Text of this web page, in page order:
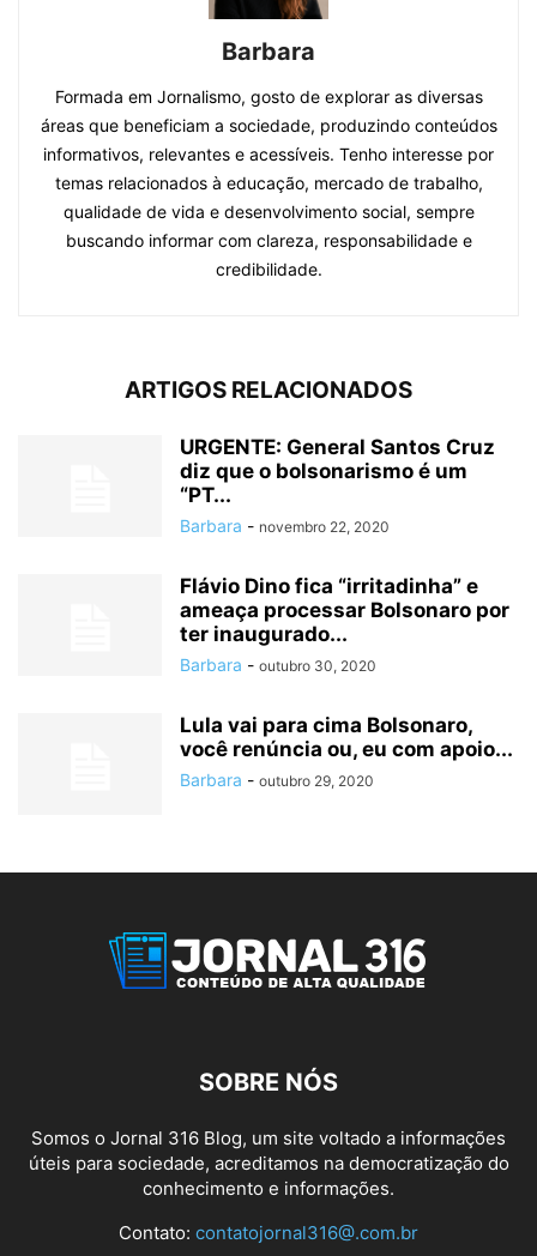
Barbara
Formada em Jornalismo, gosto de explorar as diversas
áreas que beneficiam a sociedade, produzindo conteúdos
informativos, relevantes e acessíveis. Tenho interesse por
temas relacionados à educação, mercado de trabalho,
qualidade de vida e desenvolvimento social, sempre
buscando informar com clareza, responsabilidade e
credibilidade.
ARTIGOS RELACIONADOS
URGENTE: General Santos Cruz
diz que o bolsonarismo é um
“PT...
Barbara - novembro 22, 2020
Flávio Dino fica “irritadinha” e
ameaça processar Bolsonaro por
ter inaugurado...
Barbara - outubro 30, 2020
Lula vai para cima Bolsonaro,
você renúncia ou, eu com apoio...
Barbara - outubro 29, 2020
SOBRE NÓS
Somos o Jornal 316 Blog, um site voltado a informações
úteis para sociedade, acreditamos na democratização do
conhecimento e informações.
Contato: contatojornal316@.com.br